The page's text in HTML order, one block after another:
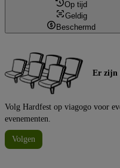
Op tijd
Geldig
Beschermd
Er zijn
Volg Hardfest op viagogo voor
evenementen.
Volgen